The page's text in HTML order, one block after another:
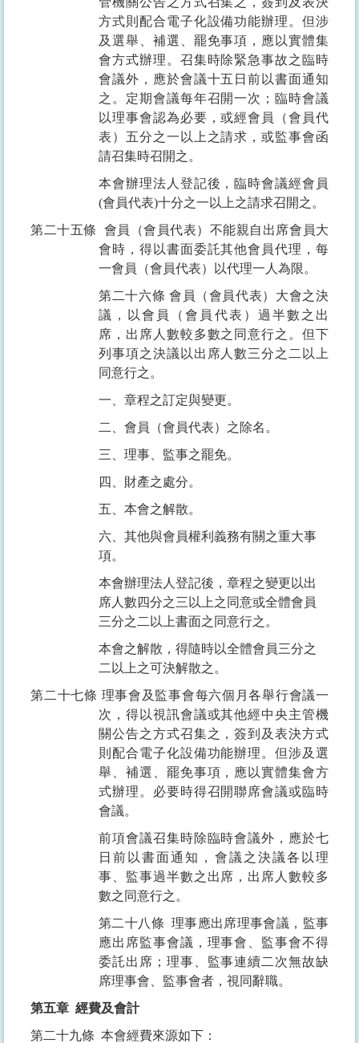
方式則配合電子化設備功能辦理。但涉
及選舉、補選、罷免事項，應以實體集
會方式辦理。召集時除緊急事故之臨時
會議外，應於會議十五日前以書面通知
之。定期會議每年召開一次；臨時會議
以理事會認為必要，或經會員（會員代
表）五分之一以上之請求，或監事會函
請召集時召開之。
本會辦理法人登記後，臨時會議經會員
(會員代表)十分之一以上之請求召開之。
第二十五條
會員（會員代表）不能親自出席會員大
會時，得以書面委託其他會員代理，每
一會員（會員代表）以代理一人為限。
第二十六條 會員（會員代表）大會之決
議，以會員（會員代表）過半數之出
席，出席人數較多數之同意行之。但下
列事項之決議以出席人數三分之二以上
同意行之。
一、章程之訂定與變更。
二、會員（會員代表）之除名。
三、理事、監事之罷免。
四、財產之處分。
五、本會之解散。
六、其他與會員權利義務有關之重大事
項。
本會辦理法人登記後，章程之變更以出
席人數四分之三以上之同意或全體會員
三分之二以上書面之同意行之。
本會之解散，得隨時以全體會員三分之
二以上之可決解散之。
第二十七條 理事會及監事會每六個月各舉行會議一
次，得以視訊會議或其他經中央主管機
關公告之方式召集之，簽到及表決方式
則配合電子化設備功能辦理。但涉及選
舉、補選、罷免事項，應以實體集會方
式辦理。必要時得召開聯席會議或臨時
會議。
前項會議召集時除臨時會議外，應於七
日前以書面通知，會議之決議各以理
事、監事過半數之出席，出席人數較多
數之同意行之。
第二十八條 理事應出席理事會議，監事
應出席監事會議，理事會、監事會不得
委託出席；理事、監事連續二次無故缺
席理事會、監事會者，視同辭職。
第五章 經費及會計
第二十九條 本會經費來源如下：